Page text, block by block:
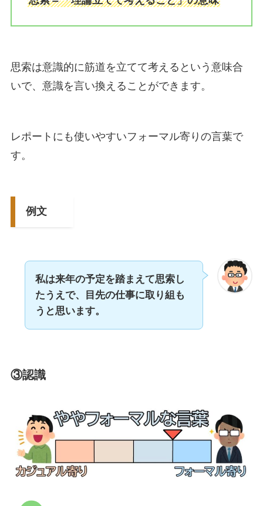
思索は意識的に筋道を立てて考えるという意味合
いで、意識を言い換えることができます。
レポートにも使いやすいフォーマル寄りの言葉で
す。
例文
私は来年の予定を踏まえて思索し
たうえで、目先の仕事に取り組も
うと思います。
③認識